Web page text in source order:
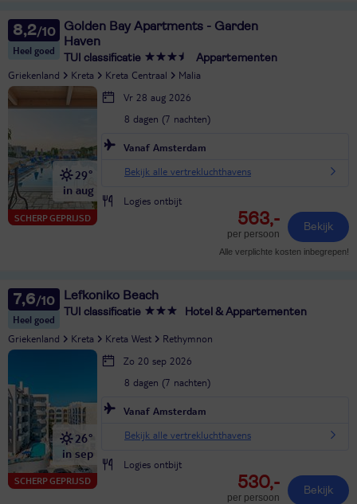
8,2
Heel goed
Golden Bay Apartments - Garden
Haven
TUI classificatie Appartementen
Griekenland Kreta Kreta Centraal Malia
SCHERP GEPRIJSD
29°
in aug
Vr 28 aug 2026
8 dagen (7 nachten)
Vanaf Amsterdam
Bekijk alle vertrekluchthavens
Logies ontbijt
563,-
per persoon
Bekijk
Alle verplichte kosten inbegrepen!
7,6
Heel goed
Lefkoniko Beach
TUI classificatie Hotel & Appartementen
Griekenland Kreta Kreta West Rethymnon
SCHERP GEPRIJSD
26°
in sep
Zo 20 sep 2026
8 dagen (7 nachten)
Vanaf Amsterdam
Bekijk alle vertrekluchthavens
Logies ontbijt
530,-
per persoon
Bekijk